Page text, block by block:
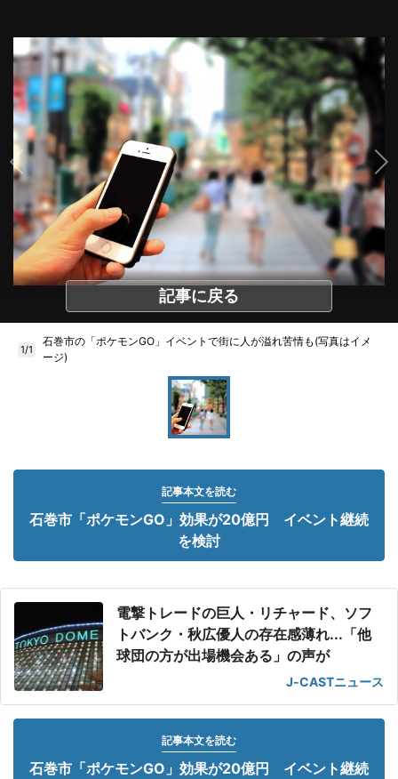
記事に戻る
1/1
石巻市の「ポケモンGO」イベントで街に人が溢れ苦情も(写真はイメ
ージ)
記事本文を読む
石巻市「ポケモンGO」効果が20億円 イベント継続
を検討
電撃トレードの巨人・リチャード、ソフ
トバンク・秋広優人の存在感薄れ...「他
球団の方が出場機会ある」の声が
J-CASTニュース
記事本文を読む
石巻市「ポケモンGO」効果が20億円 イベント継続